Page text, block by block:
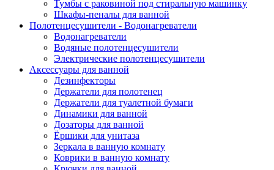
Тумбы с раковиной под стиральную машинку
Шкафы-пеналы для ванной
Полотенцесушители - Водонагреватели
Водонагреватели
Водяные полотенцесушители
Электрические полотенцесушители
Аксессуары для ванной
Дезинфекторы
Держатели для полотенец
Держатели для туалетной бумаги
Динамики для ванной
Дозаторы для ванной
Ёршики для унитаза
Зеркала в ванную комнату
Коврики в ванную комнату